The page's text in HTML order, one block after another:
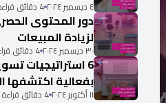
٤ ديسمبر ٢٠٢٤ 4 دقائق قراءة
دور المحتوى
لزيادة المبيعات
٣٠ ديسمبر ٢٠٢٤ 4 دقائق قراءة
6 استراتيجيات
بفعالية اكتشفها
١١ أكتوبر ٢٠٢٤ 4 دقائق قراءة